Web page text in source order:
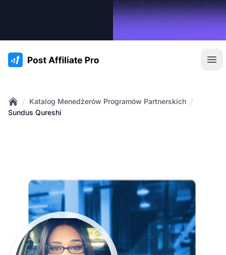
:site.title
Home
/ Katalog Menedżerów Programów Partnerskich /
Sundus Qureshi